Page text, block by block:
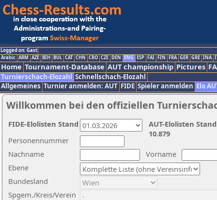
Logged on: Gast
Arabic ARM AZE BIH BUL CAT CHN CRO CZE DEN ENG ESP FAI FIN FRA GER GRE INA
Home Tournament-Database AUT championship Pictures
Turnierschach-Elozahl Schnellschach-Elozahl
Allgemeines Turnier anmelden: AUT FIDE Spieler anmelden Elo
Willkommen bei den offiziellen
Nachname
Vorname
Ebene
Personennummer
Bundesland
Spgem./Kreis/Verein
AUT-Elolisten
10.879
FIDE-Elolisten Stand